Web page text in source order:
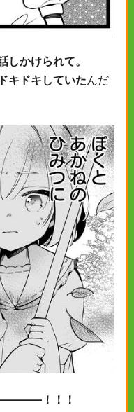
しかけられて。
ドキドキしていたんだ
――――！！！